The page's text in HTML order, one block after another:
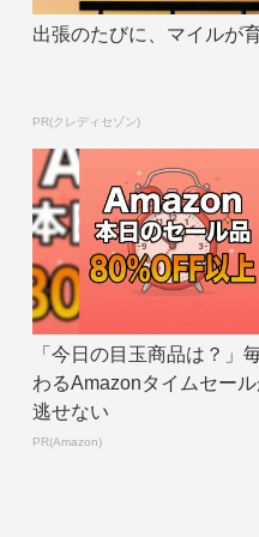
出張のたびに、マイルが育
PR(クレディセゾン)
「今日の目玉商品は？」
わるAmazonタイムセー
逃せない
PR(Amazon)